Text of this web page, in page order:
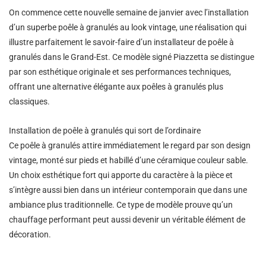
On commence cette nouvelle semaine de janvier avec l’installation
d’un superbe poêle à granulés au look vintage, une réalisation qui
illustre parfaitement le savoir-faire d’un installateur de poêle à
granulés dans le Grand-Est. Ce modèle signé Piazzetta se distingue
par son esthétique originale et ses performances techniques,
offrant une alternative élégante aux poêles à granulés plus
classiques.
Installation de poêle à granulés qui sort de l’ordinaire
Ce poêle à granulés attire immédiatement le regard par son design
vintage, monté sur pieds et habillé d’une céramique couleur sable.
Un choix esthétique fort qui apporte du caractère à la pièce et
s’intègre aussi bien dans un intérieur contemporain que dans une
ambiance plus traditionnelle. Ce type de modèle prouve qu’un
chauffage performant peut aussi devenir un véritable élément de
décoration.